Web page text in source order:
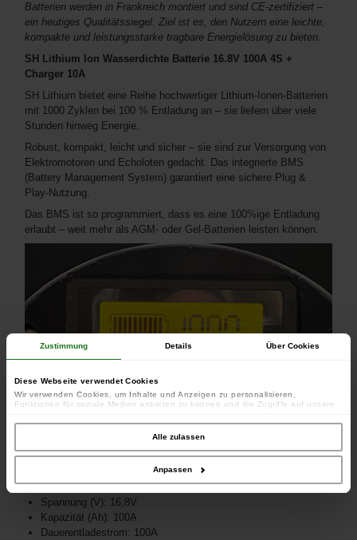
Zustimmung Details Über Cookies
Diese Webseite verwendet Cookies
Wir verwenden Cookies, um Inhalte und Anzeigen zu personalisieren,
Funktionen für soziale Medien anbieten zu können und die Zugriffe auf unsere
unserer Website an unsere Partner für soziale Medien, Werbung und Analysen
weiter. Unsere Partner führen diese Informationen möglicherweise mit weiteren
Daten zusammen, die Sie ihnen bereitgestellt haben oder die sie im Rahmen
Ihrer Nutzung der Dienste gesammelt haben.
Alle zulassen
Anpassen
Batterien werden in Frankreich montiert und sind CE-zertifiziert –
ein heutiges Qualitätssiegel. Ziel ist es, den Nutzern eine leichte,
kompakte und leistungsstarke tragbare Energielösung zu bieten.
SH Lithium Ion Wasserdichte Batterie 16.8V 100A 4S +
Charger 10A
SH Lithium bietet eine Reihe hochwertiger Lithium-Ionen-Batterien
mit 1000 Zyklen bei 100 % Entladung an – sie liefern über viele
Stunden hinweg Energie.
Robust, kompakt, leicht und sicher – sie sind zur Versorgung von
Elektromotoren und Echoloten gedacht. Das integrierte BMS
(Battery Management System) garantiert eine sichere Plug &
Play-Nutzung.
Das BMS ist so programmiert, dass es eine 100%ige Entladung
erlaubt – weit mehr als AGM- oder Gel-Batterien leisten können.
Integrierter intelligenter Voltmesser
Batterie für Echolot
Spannung (V): 16,8V
Kapazität (Ah): 100A
Dauerentladestrom: 100A